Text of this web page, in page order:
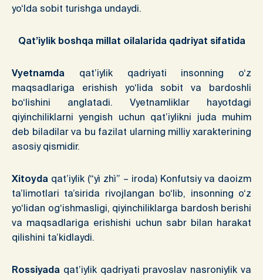
yo‘lda sobit turishga undaydi.
Qat’iylik boshqa millat oilalarida qadriyat sifatida
Vyetnamda qat’iylik qadriyati insonning o‘z
maqsadlariga erishish yo‘lida sobit va bardoshli
bo‘lishini anglatadi. Vyetnamliklar hayotdagi
qiyinchiliklarni yengish uchun qat’iylikni juda muhim
deb biladilar va bu fazilat ularning milliy xarakterining
asosiy qismidir.
Xitoyda qat’iylik (“yì zhì” – iroda) Konfutsiy va daoizm
ta’limotlari ta’sirida rivojlangan bo‘lib, insonning o‘z
yo‘lidan og‘ishmasligi, qiyinchiliklarga bardosh berishi
va maqsadlariga erishishi uchun sabr bilan harakat
qilishini ta’kidlaydi.
Rossiyada qat’iylik qadriyati pravoslav nasroniylik va